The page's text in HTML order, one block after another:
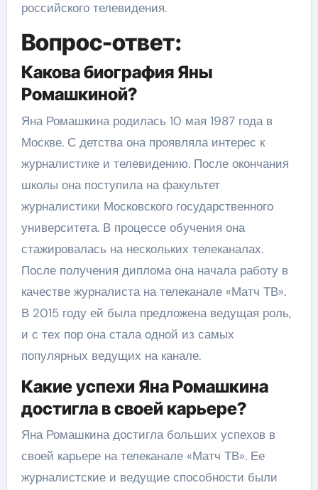
российского телевидения.
Вопрос-ответ:
Какова биография Яны
Ромашкиной?
Яна Ромашкина родилась 10 мая 1987 года в
Москве. С детства она проявляла интерес к
журналистике и телевидению. После окончания
школы она поступила на факультет
журналистики Московского государственного
университета. В процессе обучения она
стажировалась на нескольких телеканалах.
После получения диплома она начала работу в
качестве журналиста на телеканале «Матч ТВ».
В 2015 году ей была предложена ведущая роль,
и с тех пор она стала одной из самых
популярных ведущих на канале.
Какие успехи Яна Ромашкина
достигла в своей карьере?
Яна Ромашкина достигла больших успехов в
своей карьере на телеканале «Матч ТВ». Ее
журналистские и ведущие способности были